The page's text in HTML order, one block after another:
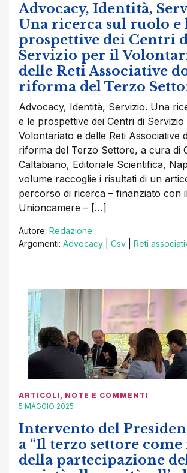
Advocacy, Identità,
Una ricerca sul ruolo e
prospettive dei Centri
Servizio per il
delle Reti Associative
riforma del Terzo
Advocacy, Identità, Servizio. Una
e le prospettive dei Centri di
Volontariato e delle Reti Associative
riforma del Terzo Settore, a cura di
Caltabiano, Editoriale Scientifica,
volume raccoglie i risultati di un
percorso di ricerca – finanziato con
Unioncamere – […]
Autore: Redazione
Argomenti: Advocacy Csv Reti
ARTICOLI , NOTE E COMMENTI
5 MAGGIO 2025
Intervento del
a “Il terzo settore
della partecipazione